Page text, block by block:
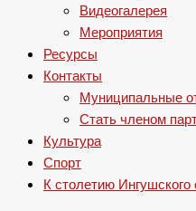
Видеогалерея
Мероприятия
Ресурсы
Контакты
Муниципальные
Стать членом
Культура
Спорт
К столетию